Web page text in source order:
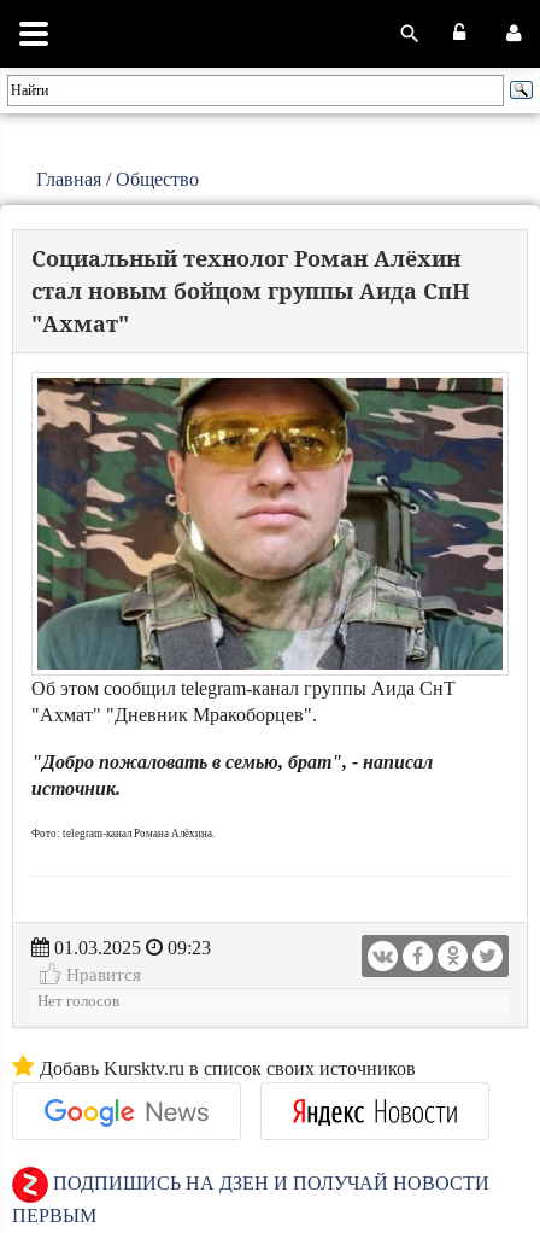
Главная /Общество
Социальный технолог Роман Алёхин
стал новым бойцом группы Аида СпН
"Ахмат"
Об этом сообщил telegram-канал группы Аида СнТ
"Ахмат" "Дневник Мракоборцев".
"Добро пожаловать в семью, брат", - написал
источник.
Фото: telegram-канал Романа Алёхина.
01.03.2025
09:23
Нравится
Нет голосов
Добавь Kursktv.ru в список своих источников
ПОДПИШИСЬ НА ДЗЕН И ПОЛУЧАЙ НОВОСТИ
ПЕРВЫМ